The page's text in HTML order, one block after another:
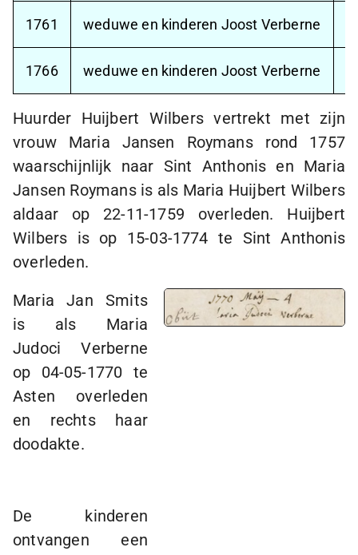
1761 weduwe en kinderen Joost Verberne
1766 weduwe en kinderen Joost Verberne
Huurder Huijbert Wilbers vertrekt met zijn
vrouw Maria Jansen Roymans rond 1757
waarschijnlijk naar Sint Anthonis en Maria
Jansen Roymans is als Maria Huijbert Wilbers
aldaar op 22-11-1759 overleden. Huijbert
Wilbers is op 15-03-1774 te Sint Anthonis
overleden.
Maria Jan Smits
is als Maria
Judoci Verberne
op 04-05-1770 te
Asten overleden
en rechts haar
doodakte.
De kinderen
ontvangen een